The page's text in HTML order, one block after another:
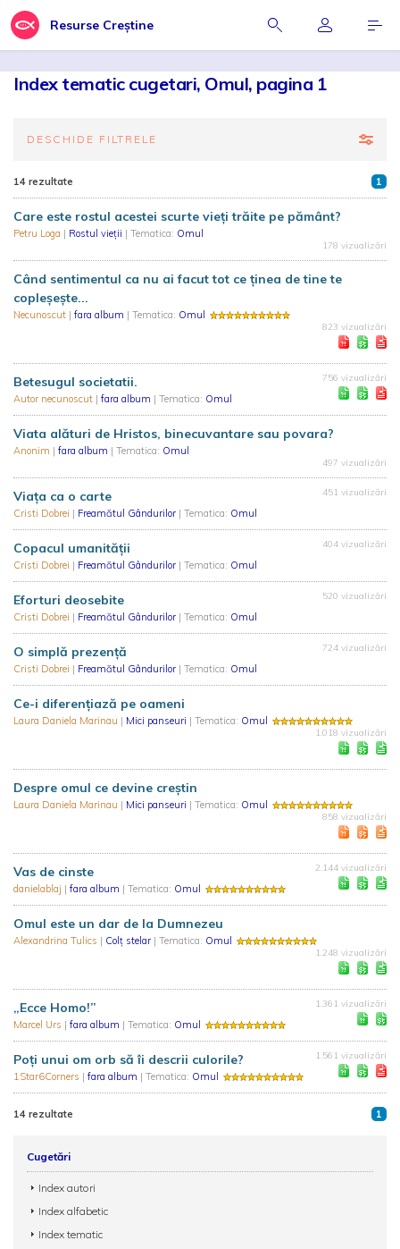
Resurse Creștine
Index tematic cugetari, Omul, pagina 1
DESCHIDE FILTRELE
14 rezultate 1
Care este rostul acestei scurte vieți trăite pe pământ?
Petru Loga | Rostul vieții | Tematica: Omul
178 vizualizări
Când sentimentul ca nu ai facut tot ce ținea de tine te
copleșește...
Necunoscut | fara album | Tematica: Omul
823 vizualizări
Betesugul societatii.
Autor necunoscut | fara album | Tematica: Omul
756 vizualizări
Viata alături de Hristos, binecuvantare sau povara?
Anonim | fara album | Tematica: Omul
497 vizualizări
Viaţa ca o carte
Cristi Dobrei | Freamătul Gândurilor | Tematica: Omul
451 vizualizări
Copacul umanităţii
Cristi Dobrei | Freamătul Gândurilor | Tematica: Omul
404 vizualizări
Eforturi deosebite
Cristi Dobrei | Freamătul Gândurilor | Tematica: Omul
520 vizualizări
O simplă prezenţă
Cristi Dobrei | Freamătul Gândurilor | Tematica: Omul
724 vizualizări
Ce-i diferențiază pe oameni
Laura Daniela Marinau | Mici panseuri | Tematica: Omul
1.018 vizualizări
Despre omul ce devine creștin
Laura Daniela Marinau | Mici panseuri | Tematica: Omul
858 vizualizări
Vas de cinste
danielablaj | fara album | Tematica: Omul
2.144 vizualizări
Omul este un dar de la Dumnezeu
Alexandrina Tulics | Colț stelar | Tematica: Omul
1.248 vizualizări
„Ecce Homo!”
Marcel Urs | fara album | Tematica: Omul
1.361 vizualizări
Poţi unui om orb să îi descrii culorile?
1Star6Corners | fara album | Tematica: Omul
1.561 vizualizări
14 rezultate 1
Cugetări
Index autori
Index alfabetic
Index tematic